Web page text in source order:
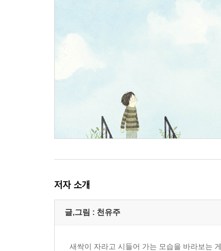
저자 소개
글,그림 : 천유주
새싹이 자라고 시들어 가는 모습을 바라보는